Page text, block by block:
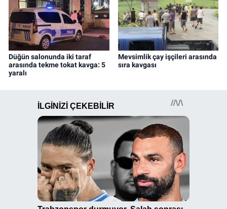
Düğün salonunda iki taraf
arasında tekme tokat kavga: 5
yaralı
Mevsimlik çay işçileri arasında
sıra kavgası